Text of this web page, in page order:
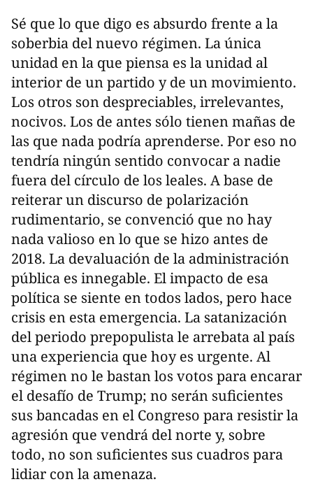
Sé que lo que digo es absurdo frente a la
soberbia del nuevo régimen. La única
unidad en la que piensa es la unidad al
interior de un partido y de un movimiento.
Los otros son despreciables, irrelevantes,
nocivos. Los de antes sólo tienen mañas de
las que nada podría aprenderse. Por eso no
tendría ningún sentido convocar a nadie
fuera del círculo de los leales. A base de
reiterar un discurso de polarización
rudimentario, se convenció que no hay
nada valioso en lo que se hizo antes de
2018. La devaluación de la administración
pública es innegable. El impacto de esa
política se siente en todos lados, pero hace
crisis en esta emergencia. La satanización
del periodo prepopulista le arrebata al país
una experiencia que hoy es urgente. Al
régimen no le bastan los votos para encarar
el desafío de Trump; no serán suficientes
sus bancadas en el Congreso para resistir la
agresión que vendrá del norte y, sobre
todo, no son suficientes sus cuadros para
lidiar con la amenaza.